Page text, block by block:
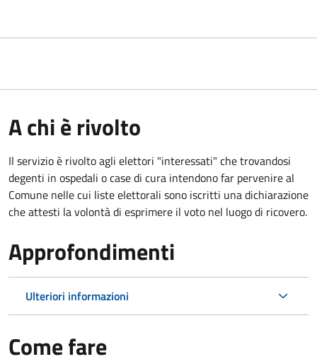
A chi è rivolto
Il servizio è rivolto agli elettori "interessati" che trovandosi
degenti in ospedali o case di cura intendono far pervenire al
Comune nelle cui liste elettorali sono iscritti una dichiarazione
che attesti la volontà di esprimere il voto nel luogo di ricovero.
Approfondimenti
Ulteriori informazioni
Come fare